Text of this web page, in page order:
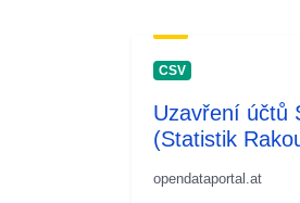
CSV
Uzavření účtů
(Statistik
opendataportal.at